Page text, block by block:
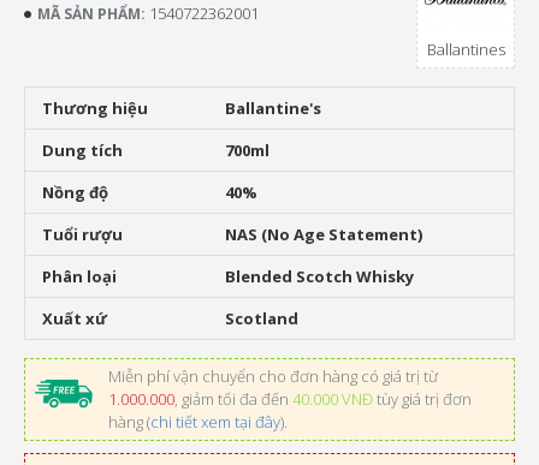
Thương hiệu
Ballantine's
Dung tích
700ml
Nồng độ
40%
Tuổi rượu
NAS (No Age Statement)
Phân loại
Blended Scotch Whisky
Xuất xứ
Scotland
Miễn phí vận chuyển cho đơn hàng có giá trị từ
1.000.000, giảm tối đa đến 40.000 VNĐtùy giá trị đơn
hàng (chi tiết xem tại đây).
MÃ SẢN PHẨM: 1540722362001
Ballantines